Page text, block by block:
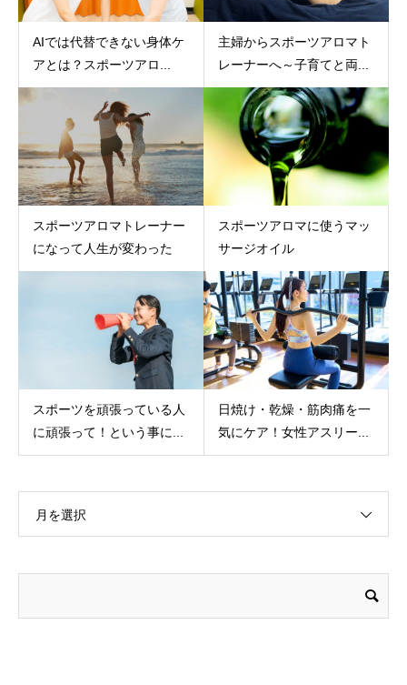
AIでは代替できない身体ケ
アとは？スポーツアロ...
主婦からスポーツアロマト
レーナーへ～子育てと両...
スポーツアロマトレーナー
になって人生が変わった
スポーツアロマに使うマッ
サージオイル
スポーツを頑張っている人
に頑張って！という事に...
日焼け・乾燥・筋肉痛を一
気にケア！女性アスリー...
月を選択